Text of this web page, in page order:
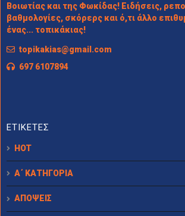
Βοιωτίας και της Φωκίδας! Ειδήσεις,
βαθμολογίες, σκόρερς και ό,τι άλλο
ένας... τοπικάκιας!
topikakias@gmail.com
697 6107894
ΕΤΙΚΕΤΕΣ
HOT
Α΄ ΚΑΤΗΓΟΡΙΑ
ΑΠΟΨΕΙΣ